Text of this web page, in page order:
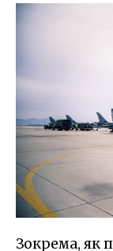
Зокрема, як